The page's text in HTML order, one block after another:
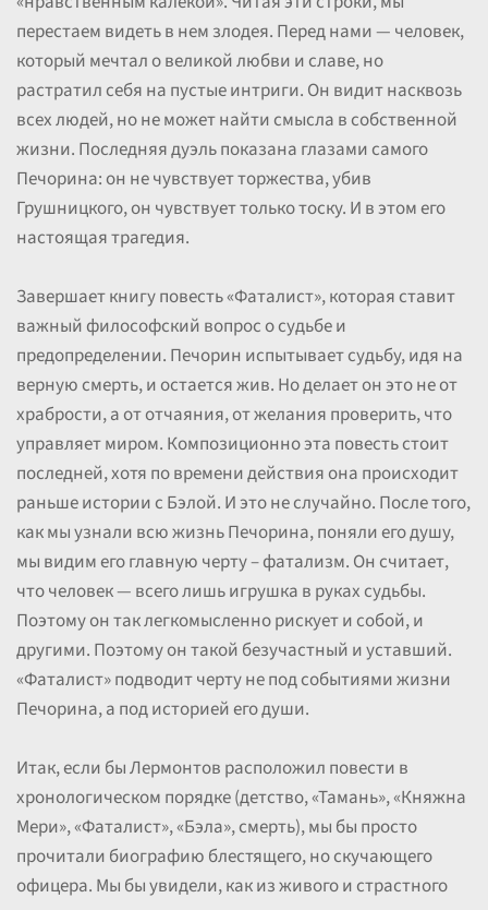
перестаем видеть в нем злодея. Перед нами — человек,
который мечтал о великой любви и славе, но
растратил себя на пустые интриги. Он видит насквозь
всех людей, но не может найти смысла в собственной
жизни. Последняя дуэль показана глазами самого
Печорина: он не чувствует торжества, убив
Грушницкого, он чувствует только тоску. И в этом его
настоящая трагедия.
Завершает книгу повесть «Фаталист», которая ставит
важный философский вопрос о судьбе и
предопределении. Печорин испытывает судьбу, идя на
верную смерть, и остается жив. Но делает он это не от
храбрости, а от отчаяния, от желания проверить, что
управляет миром. Композиционно эта повесть стоит
последней, хотя по времени действия она происходит
раньше истории с Бэлой. И это не случайно. После того,
как мы узнали всю жизнь Печорина, поняли его душу,
мы видим его главную черту – фатализм. Он считает,
что человек — всего лишь игрушка в руках судьбы.
Поэтому он так легкомысленно рискует и собой, и
другими. Поэтому он такой безучастный и уставший.
«Фаталист» подводит черту не под событиями жизни
Печорина, а под историей его души.
Итак, если бы Лермонтов расположил повести в
хронологическом порядке (детство, «Тамань», «Княжна
Мери», «Фаталист», «Бэла», смерть), мы бы просто
прочитали биографию блестящего, но скучающего
офицера. Мы бы увидели, как из живого и страстного